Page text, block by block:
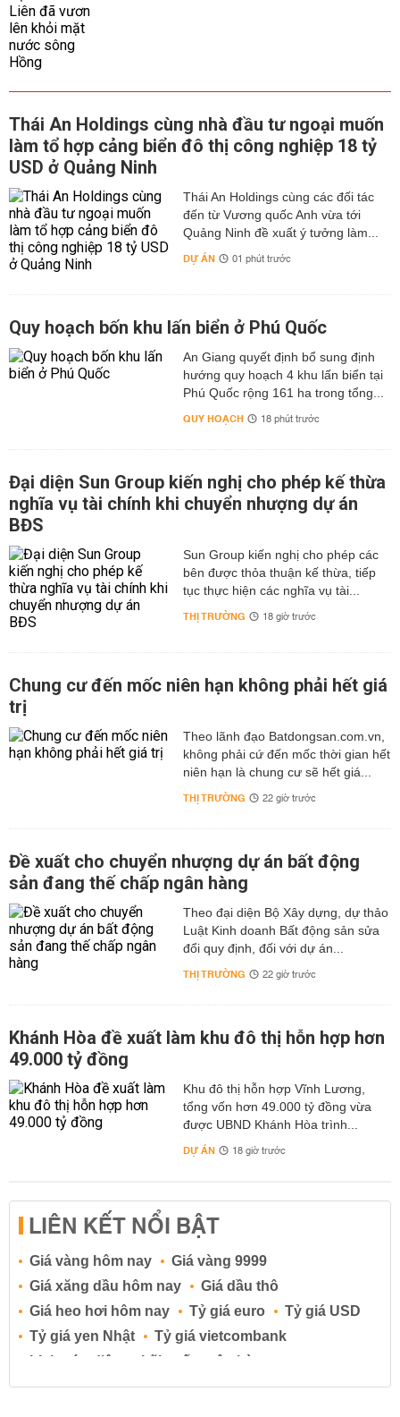
Thái An Holdings cùng nhà đầu tư ngoại muốn
làm tổ hợp cảng biển đô thị công nghiệp 18 tỷ
USD ở Quảng Ninh
Thái An Holdings cùng các đối tác
đến từ Vương quốc Anh vừa tới
Quảng Ninh đề xuất ý tưởng làm...
DỰ ÁN 01 phút trước
Quy hoạch bốn khu lấn biển ở Phú Quốc
An Giang quyết định bổ sung định
hướng quy hoạch 4 khu lấn biển tại
Phú Quốc rộng 161 ha trong tổng...
QUY HOẠCH 18 phút trước
Đại diện Sun Group kiến nghị cho phép kế thừa
nghĩa vụ tài chính khi chuyển nhượng dự án
BĐS
Sun Group kiến nghị cho phép các
bên được thỏa thuận kế thừa, tiếp
tục thực hiện các nghĩa vụ tài...
THỊ TRƯỜNG 18 giờ trước
Chung cư đến mốc niên hạn không phải hết giá
trị
Theo lãnh đạo Batdongsan.com.vn,
không phải cứ đến mốc thời gian hết
niên hạn là chung cư sẽ hết giá...
THỊ TRƯỜNG 22 giờ trước
Đề xuất cho chuyển nhượng dự án bất động
sản đang thế chấp ngân hàng
Theo đại diện Bộ Xây dựng, dự thảo
Luật Kinh doanh Bất động sản sửa
đổi quy định, đối với dự án...
THỊ TRƯỜNG 22 giờ trước
Khánh Hòa đề xuất làm khu đô thị hỗn hợp hơn
49.000 tỷ đồng
Khu đô thị hỗn hợp Vĩnh Lương,
tổng vốn hơn 49.000 tỷ đồng vừa
được UBND Khánh Hòa trình...
DỰ ÁN 18 giờ trước
LIÊN KẾT NỔI BẬT
Giá vàng hôm nay
Giá vàng 9999
Giá xăng dầu hôm nay
Giá dầu thô
Giá heo hơi hôm nay
Tỷ giá euro
Tỷ giá USD
Tỷ giá yen Nhật
Tỷ giá vietcombank
Lịch cúp điện
Lãi suất ngân hàng
Lãi suất tiết kiệm
Lãi suất tiền gửi